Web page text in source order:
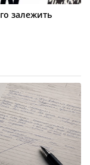
залежить